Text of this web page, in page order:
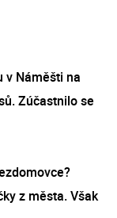
v Náměšti na
Zúčastnilo se
z města. Však